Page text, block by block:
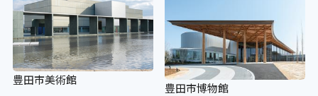
豊田市美術館
豊田市博物館